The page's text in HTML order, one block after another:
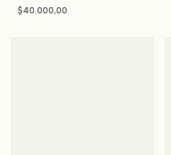
$40.000,00